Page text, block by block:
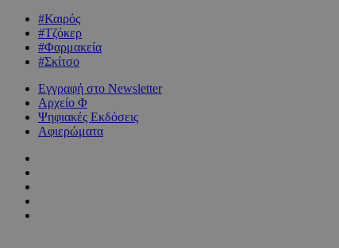
#Καιρός
#Τζόκερ
#Φαρμακεία
#Σκίτσο
Εγγραφή στο Newsletter
Αρχείο Φ
Ψηφιακές Εκδόσεις
Αφιερώματα